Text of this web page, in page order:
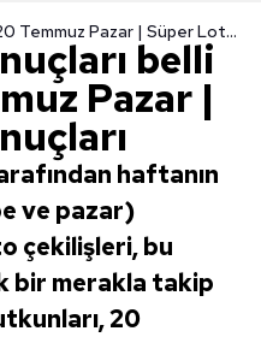
Süper Loto sonuçları belli oldu! | 20 Temmuz Pazar | Süper Loto sonuçları
belli
Pazar |
haftanın
ve pazar)
çekilişleri, bu
bir merakla takip
20